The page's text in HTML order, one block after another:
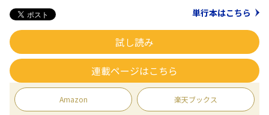
単行本はこちら
試し読み
連載ページはこちら
Amazon 楽天ブックス